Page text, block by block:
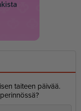
taiteen päivää.